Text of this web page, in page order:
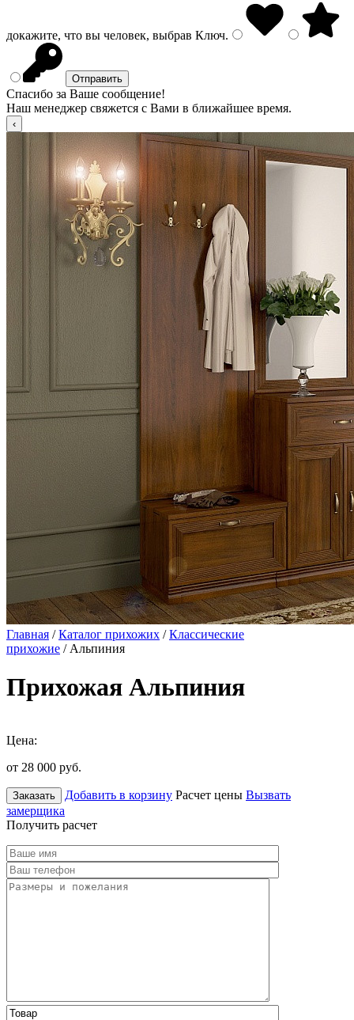
докажите, что вы человек, выбрав Ключ.
Спасибо за Ваше сообщение!
Наш менеджер свяжется с Вами в ближайшее время.
Главная /Каталог прихожих /Классические
прихожие / Альпиния
Прихожая Альпиния
Цена:
от 28 000 руб.
Заказать Добавить в корзину Расчет цены Вызвать
замерщика
Получить расчет